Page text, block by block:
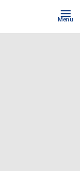
Menu